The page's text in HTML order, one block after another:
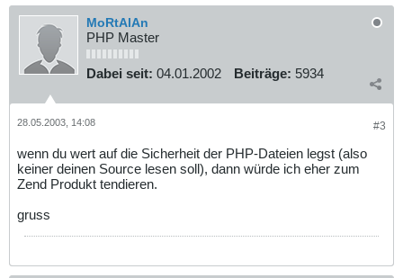
MoRtAlAn
PHP Master
Dabei seit: 04.01.2002 Beiträge: 5934
#3
28.05.2003, 14:08
wenn du wert auf die Sicherheit der PHP-Dateien legst (also
keiner deinen Source lesen soll), dann würde ich eher zum
Zend Produkt tendieren.
gruss